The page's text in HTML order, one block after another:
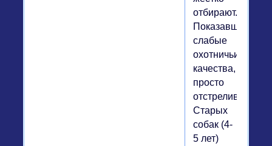
отбирают.
Показавших
слабые
охотничьи
качества,
просто
отстреливают.
Старых
собак (4-
5 лет)